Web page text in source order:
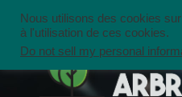
ACCUEIL
Nous utilisons des cookies
à l'utilisation de ces cookies.
Do not sell my personal